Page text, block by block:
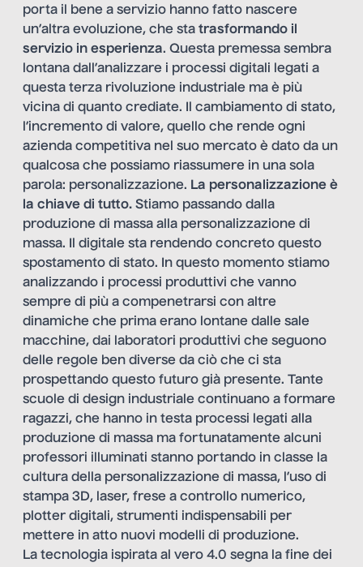
porta il bene a servizio hanno fatto nascere
un’altra evoluzione, che sta trasformando il
servizio in esperienza. Questa premessa sembra
lontana dall’analizzare i processi digitali legati a
questa terza rivoluzione industriale ma è più
vicina di quanto crediate. Il cambiamento di stato,
l’incremento di valore, quello che rende ogni
azienda competitiva nel suo mercato è dato da un
qualcosa che possiamo riassumere in una sola
parola: personalizzazione. La personalizzazione è
la chiave di tutto. Stiamo passando dalla
produzione di massa alla personalizzazione di
massa. Il digitale sta rendendo concreto questo
spostamento di stato. In questo momento stiamo
analizzando i processi produttivi che vanno
sempre di più a compenetrarsi con altre
dinamiche che prima erano lontane dalle sale
macchine, dai laboratori produttivi che seguono
delle regole ben diverse da ciò che ci sta
prospettando questo futuro già presente. Tante
scuole di design industriale continuano a formare
ragazzi, che hanno in testa processi legati alla
produzione di massa ma fortunatamente alcuni
professori illuminati stanno portando in classe la
cultura della personalizzazione di massa, l’uso di
stampa 3D, laser, frese a controllo numerico,
plotter digitali, strumenti indispensabili per
mettere in atto nuovi modelli di produzione.
La tecnologia ispirata al vero 4.0 segna la fine dei